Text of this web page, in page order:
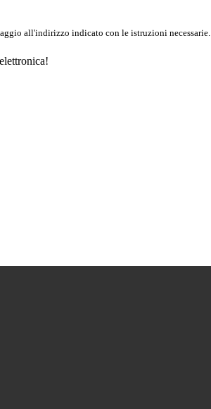
all'indirizzo indicato con le istruzioni necessarie.